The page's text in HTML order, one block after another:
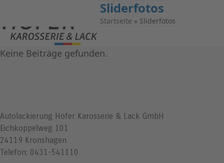
mobile
menu
mobile
menu
Sliderfotos
Startseite » Sliderfotos
Keine Beiträge gefunden.
Autolackierung Hofer Karosserie & Lack GmbH
Eichkoppelweg 101
24119 Kronshagen
Telefon: 0431-541110